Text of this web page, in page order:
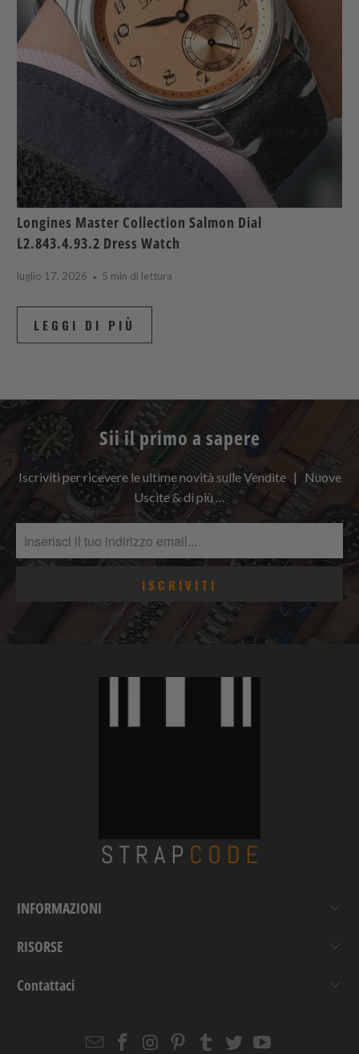
Longines Master Collection Salmon Dial
L2.843.4.93.2 Dress Watch
luglio 17, 2026 5 min di lettura
LEGGI DI PIÙ
Sii il primo a sapere
Iscriviti per ricevere le ultime novità sulle Vendite | Nuove
Uscite & di più …
INFORMAZIONI
RISORSE
Contattaci
EmailStrapcode
Strapcode
Strapcode
Strapcode
Strapcode